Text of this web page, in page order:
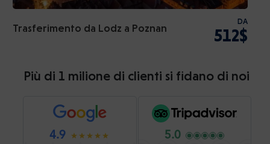
Trasferimento da Lodz a Poznan
DA
512$
Più di 1 milione di clienti si fidano di noi
4.9 5.0